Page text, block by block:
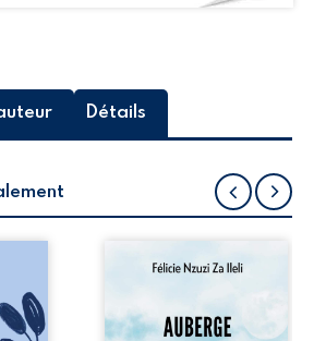
Détails
Auberge de la
récit-témoignage